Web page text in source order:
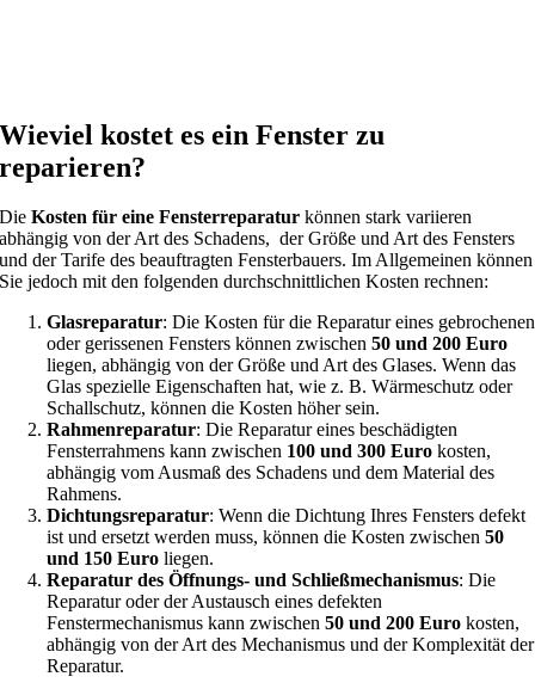
Wieviel kostet es ein Fenster zu
reparieren?
DieKosten für eine Fensterreparatur können stark variieren
abhängig von der Art des Schadens, der Größe und Art des Fensters
und der Tarife des beauftragten Fensterbauers. Im Allgemeinen können
Sie jedoch mit den folgenden durchschnittlichen Kosten rechnen:
Glasreparatur: Die Kosten für die Reparatur eines gebrochenen
oder gerissenen Fensters können zwischen50 und 200 Euro
liegen, abhängig von der Größe und Art des Glases. Wenn das
Glas spezielle Eigenschaften hat, wie z. B. Wärmeschutz oder
Schallschutz, können die Kosten höher sein.
Rahmenreparatur: Die Reparatur eines beschädigten
Fensterrahmens kann zwischen 100 und 300 Euro kosten,
abhängig vom Ausmaß des Schadens und dem Material des
Rahmens.
Dichtungsreparatur: Wenn die Dichtung Ihres Fensters defekt
ist und ersetzt werden muss, können die Kosten zwischen 50
und 150 Euro liegen.
Reparatur des Öffnungs- und Schließmechanismus: Die
Reparatur oder der Austausch eines defekten
Fenstermechanismus kann zwischen50 und 200 Euro kosten,
abhängig von der Art des Mechanismus und der Komplexität der
Reparatur.